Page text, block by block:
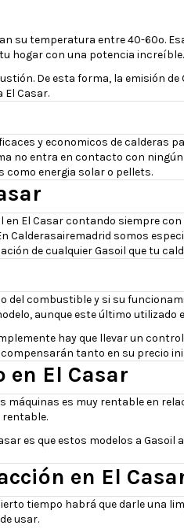
su temperatura entre 40-60º.
hogar con una potencia increíble.
De esta forma, la emisión
Casar.
y economicos de calderas
no entra en contacto con
como energia solar o pellets.
en El Casar contando siempre
somos
de cualquier Gasoil que tu
del combustible y si su
aunque este último utilizado
hay que llevar un
tanto en su precio
en El Casar
máquinas es muy rentable en
es que estos modelos a
en El
tiempo habrá que darle una
usar.